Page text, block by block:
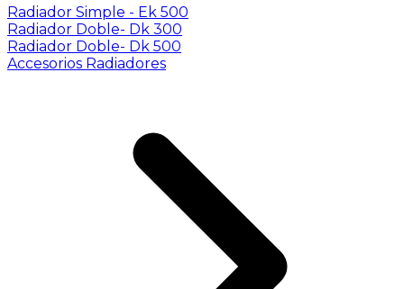
Radiador Simple - Ek 500
Radiador Doble- Dk 300
Radiador Doble- Dk 500
Accesorios Radiadores